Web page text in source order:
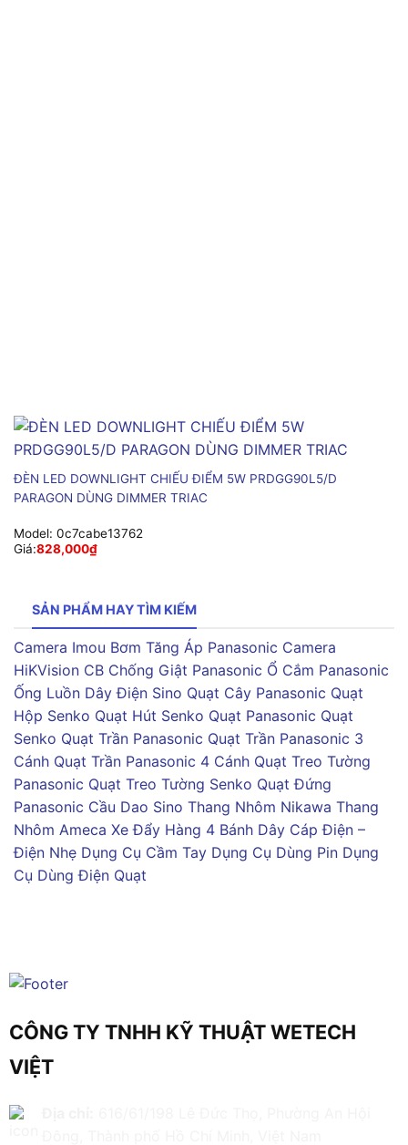
ĐÈN LED DOWNLIGHT CHIẾU ĐIỂM 5W PRDGG90L5/D
PARAGON DÙNG DIMMER TRIAC
Model: 0c7cabe13762
Giá:828,000₫
SẢN PHẨM HAY TÌM KIẾM
Camera Imou Bơm Tăng Áp Panasonic Camera
HiKVision CB Chống Giật Panasonic Ổ Cắm Panasonic
Ống Luồn Dây Điện Sino Quạt Cây Panasonic Quạt
Hộp Senko Quạt Hút Senko Quạt Panasonic Quạt
Senko Quạt Trần Panasonic Quạt Trần Panasonic 3
Cánh Quạt Trần Panasonic 4 Cánh Quạt Treo Tường
Panasonic Quạt Treo Tường Senko Quạt Đứng
Panasonic Cầu Dao Sino Thang Nhôm Nikawa Thang
Nhôm Ameca Xe Đẩy Hàng 4 Bánh Dây Cáp Điện –
Điện Nhẹ Dụng Cụ Cầm Tay Dụng Cụ Dùng Pin Dụng
Cụ Dùng Điện Quạt
CÔNG TY TNHH KỸ THUẬT WETECH
VIỆT